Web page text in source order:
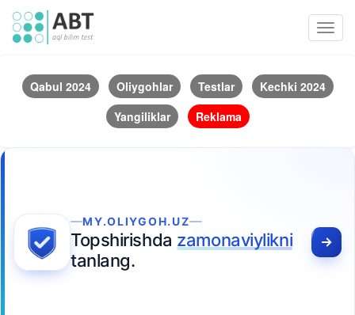
Qabul 2024 Oliygohlar Testlar
Kechki 2024
Yangiliklar
Reklama
MY.OLIYGOH.UZ
Topshirishda zamonaviylikni
tanlang.